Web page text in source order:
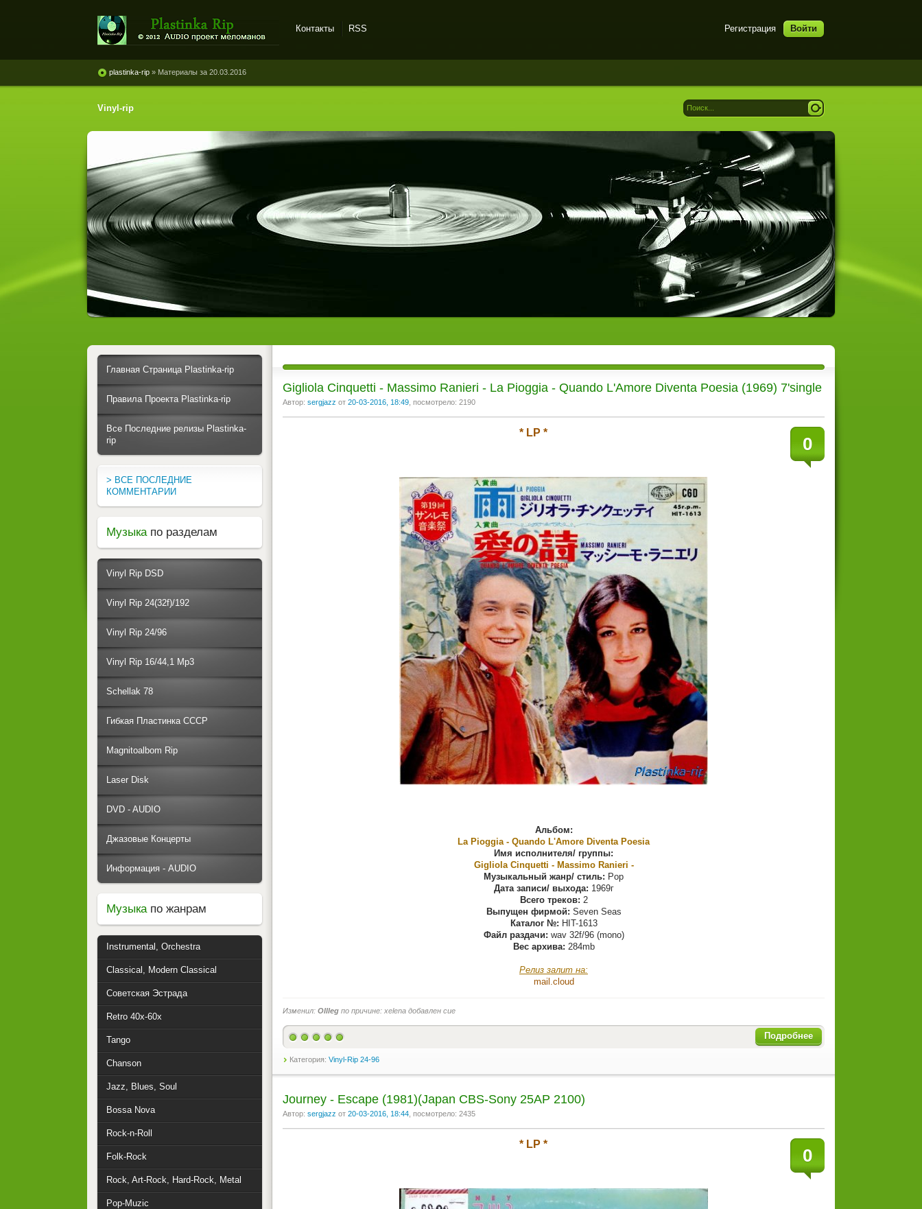
винила и магнитоальбомов
Регистрация Войти
Контакты RSS
plastinka-rip » Материалы за 20.03.2016
Vinyl-rip
Gigliola Cinquetti - Massimo Ranieri - La Pioggia - Quando L'Amore Diventa Poesia (1969) 7'single
Автор: sergjazz от 20-03-2016, 18:49 , посмотрело: 2190
0
* LP *
Альбом:
La Pioggia - Quando L'Amore Diventa Poesia
Имя исполнителя/ группы:
Gigliola Cinquetti - Massimo Ranieri -
Музыкальный жанр/ стиль: Pop
Дата записи/ выхода: 1969г
Всего треков: 2
Выпущен фирмой: Seven Seas
Каталог №: HIT-1613
Файл раздачи: wav 32f/96 (mono)
Вес архива: 284mb
Релиз залит на:
mail.cloud
Изменил: Ollleg по причине: xelena добавлен cue
Подробнее
Категория: Vinyl-Rip 24-96
Journey - Escape (1981)(Japan CBS-Sony 25AP 2100)
Автор: sergjazz от 20-03-2016, 18:44 , посмотрело: 2435
0
* LP *
Главная Страница Plastinka-rip
Правила Проекта Plastinka-rip
Все Последние релизы Plastinka-
rip
> ВСЕ ПОСЛЕДНИЕ
КОММЕНТАРИИ
Музыка по разделам
Vinyl Rip DSD
Vinyl Rip 24(32f)/192
Vinyl Rip 24/96
Vinyl Rip 16/44,1 Mp3
Schellak 78
Гибкая Пластинка СССР
Magnitoalbom Rip
Laser Disk
DVD - AUDIO
Джазовые Концерты
Информация - AUDIO
Музыкапо жанрам
Instrumental, Orchestra
Classical, Modern Classical
Советская Эстрада
Retro 40x-60x
Tango
Chanson
Jazz, Blues, Soul
Bossa Nova
Rock-n-Roll
Folk-Rock
Rock, Art-Rock, Hard-Rock, Metal
Pop-Muzic